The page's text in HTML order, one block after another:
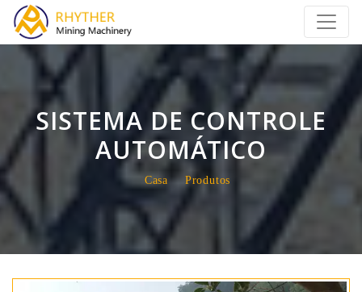
SISTEMA DE CONTROLE
AUTOMÁTICO
Casa Produtos